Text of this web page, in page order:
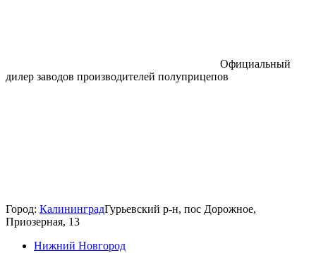
Официальный
дилер заводов производителей полуприцепов
Город: КалининградГурьевский р-н, пос Дорожное,
Приозерная, 13
Нижний Новгород